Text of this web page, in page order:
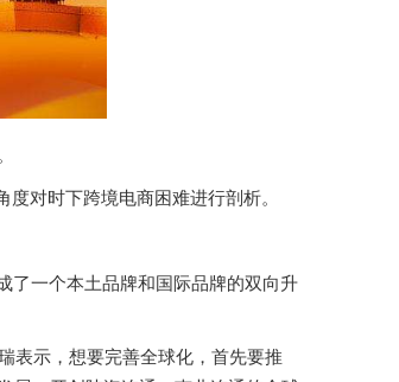
对时下跨境电商困难进行剖析。
了一个本土品牌和国际品牌的双向升
表示，想要完善全球化，首先要推